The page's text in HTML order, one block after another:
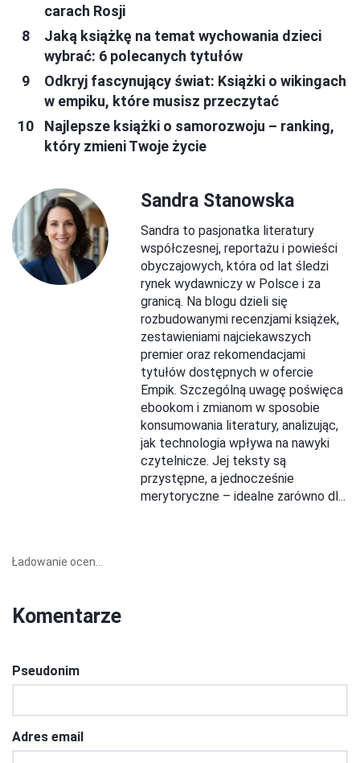
carach Rosji
Jaką książkę na temat wychowania dzieci
wybrać: 6 polecanych tytułów
Odkryj fascynujący świat: Książki o wikingach
w empiku, które musisz przeczytać
Najlepsze książki o samorozwoju – ranking,
który zmieni Twoje życie
Sandra Stanowska
Sandra to pasjonatka literatury
współczesnej, reportażu i powieści
obyczajowych, która od lat śledzi
rynek wydawniczy w Polsce i za
granicą. Na blogu dzieli się
rozbudowanymi recenzjami książek,
zestawieniami najciekawszych
premier oraz rekomendacjami
tytułów dostępnych w ofercie
Empik. Szczególną uwagę poświęca
ebookom i zmianom w sposobie
konsumowania literatury, analizując,
jak technologia wpływa na nawyki
czytelnicze. Jej teksty są
przystępne, a jednocześnie
merytoryczne – idealne zarówno dl...
Ładowanie ocen...
Komentarze
Pseudonim
Adres email